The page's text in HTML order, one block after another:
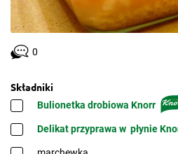
0
Składniki
Bulionetka drobiowa Knorr
Delikat przyprawa w płynie